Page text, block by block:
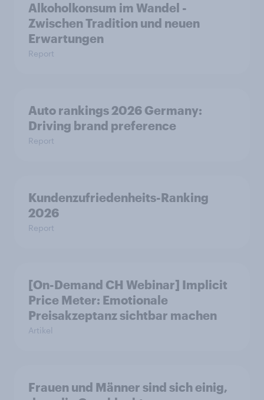
Alkoholkonsum im Wandel​ -
Zwischen Tradition und neuen
Erwartungen
Report
Auto rankings 2026 Germany:
Driving brand preference
Report
Kundenzufriedenheits-Ranking
2026
Report
[On-Demand CH Webinar] Implicit
Price Meter: Emotionale
Preisakzeptanz sichtbar machen
Artikel
Frauen und Männer sind sich einig,